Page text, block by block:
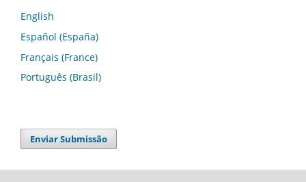
English
Español (España)
Français (France)
Português (Brasil)
Enviar Submissão